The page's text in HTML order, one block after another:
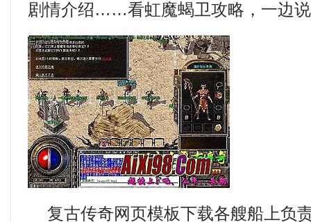
剧情介绍……看虹魔蝎卫攻略，一边
复古传奇网页模板下载各艘船上负